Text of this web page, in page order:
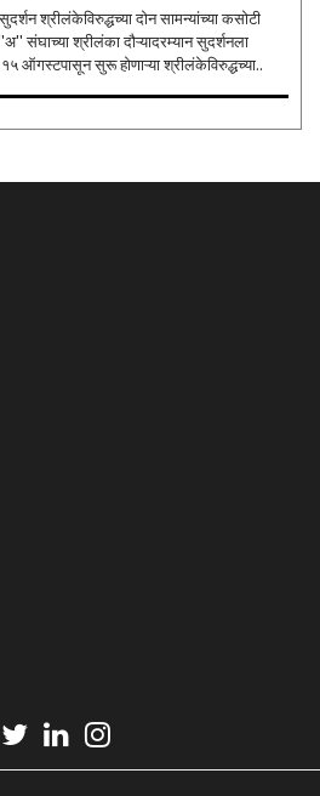
श्रीलंकेविरुद्धच्या दोन सामन्यांच्या कसोटी
संघाच्या श्रीलंका दौऱ्यादरम्यान सुदर्शनला
१५ ऑगस्टपासून सुरू होणाऱ्या श्रीलंकेविरुद्धच्या..